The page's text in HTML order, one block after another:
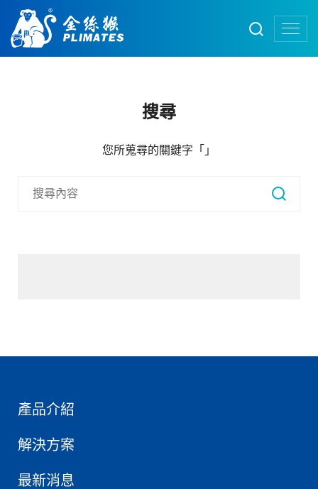
搜尋
您所蒐尋的關鍵字「 」
產品介紹
解決方案
最新消息